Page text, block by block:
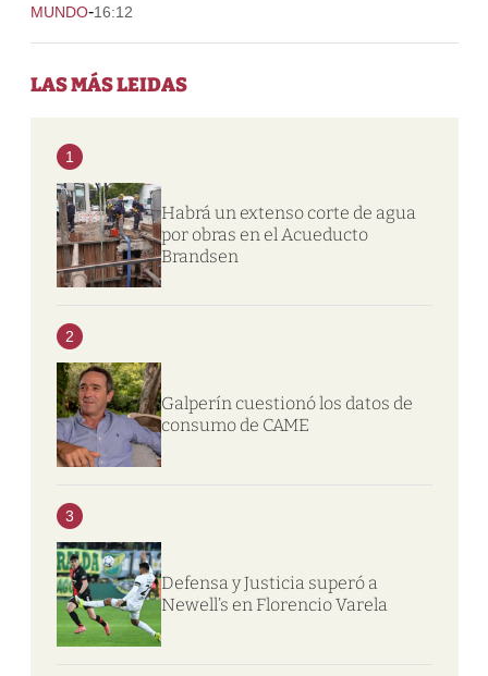
MUNDO-16:12
LAS MÁS LEIDAS
1
Habrá un extenso corte de agua
por obras en el Acueducto
Brandsen
2
Galperín cuestionó los datos de
consumo de CAME
3
Defensa y Justicia superó a
Newell’s en Florencio Varela